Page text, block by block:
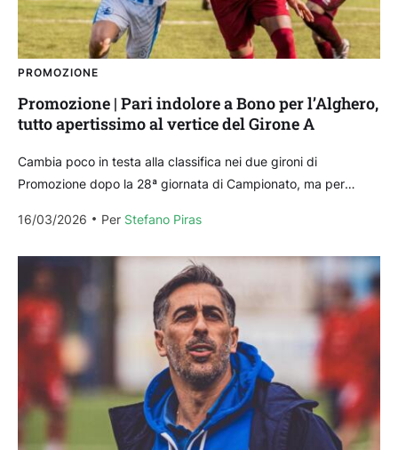
PROMOZIONE
Promozione | Pari indolore a Bono per l’Alghero,
tutto apertissimo al vertice del Girone A
Cambia poco in testa alla classifica nei due gironi di
Promozione dopo la 28ª giornata di Campionato, ma per
16/03/2026
Per Stefano Piras